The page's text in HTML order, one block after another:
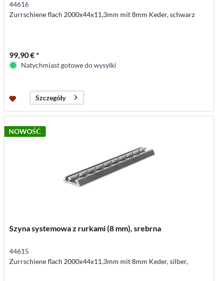
44616
Zurrschiene flach 2000x44x11,3mm mit 8mm Keder, schwarz
99,90 € *
Natychmiast gotowe do wysyłki
Szczegóły
NOWOŚĆ
Szyna systemowa z rurkami (8 mm), srebrna
44615
Zurrschiene flach 2000x44x11,3mm mit 8mm Keder, silber,